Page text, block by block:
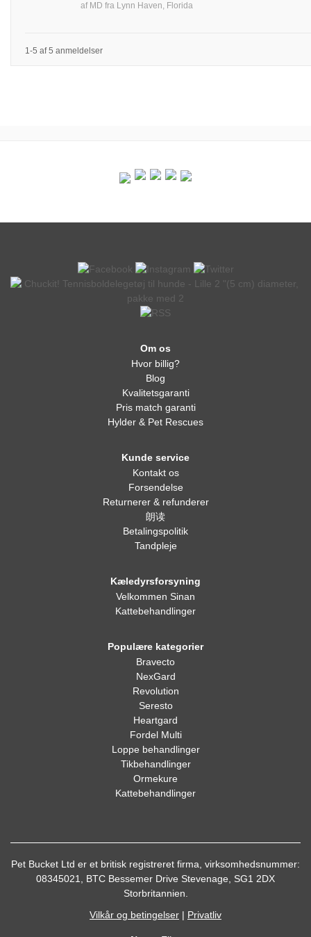
af MD fra Lynn Haven, Florida
1-5 af 5 anmeldelser
Om os
Hvor billig?
Blog
Kvalitetsgaranti
Pris match garanti
Hylder & Pet Rescues
Kunde service
Kontakt os
Forsendelse
Returnerer & refunderer
朗读
Betalingspolitik
Tandpleje
Kæledyrsforsyning
Velkommen Sinan
Kattebehandlinger
Populære kategorier
Bravecto
NexGard
Revolution
Seresto
Heartgard
Fordel Multi
Loppe behandlinger
Tikbehandlinger
Ormekure
Kattebehandlinger
Pet Bucket Ltd er et britisk registreret firma, virksomhedsnummer:
08345021, BTC Bessemer Drive Stevenage, SG1 2DX
Storbritannien.
Vilkår og betingelser | Privatliv